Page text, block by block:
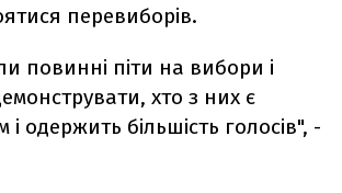
перевиборів.
повинні піти на вибори і
хто з них є
одержить більшість голосів", -